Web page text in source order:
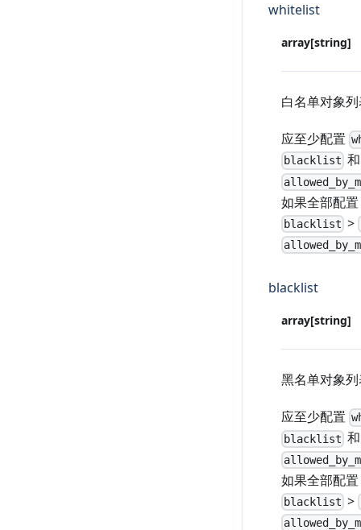
whitelist
array[string]
白名单对象
应至少配置
blacklist 和
如果全部配
blacklist >
blacklist
array[string]
黑名单对象
应至少配置
blacklist 和
如果全部配
blacklist >